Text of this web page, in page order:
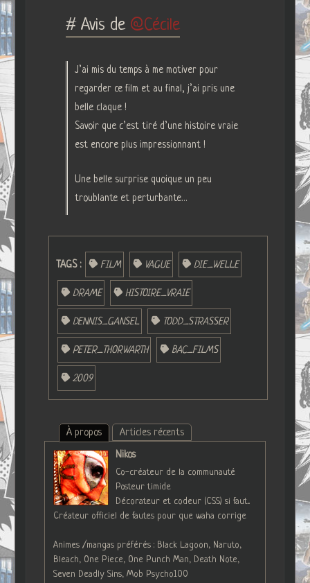
# Avis de Cécile
J’ai mis du temps à me motiver pour
regarder ce film et au final, j’ai pris une
belle claque !
Savoir que c’est tiré d’une histoire vraie
est encore plus impressionnant !
Une belle surprise quoique un peu
troublante et perturbante…
TAGS : FILM VAGUE DIE_WELLE
DRAME HISTOIRE_VRAIE
DENNIS_GANSEL TODD_STRASSER
PETER_THORWARTH BAC_FILMS
2009
À propos
Articles récents
Nikos
Co-créateur de la communauté
Posteur timide
Décorateur et codeur (CSS) si faut...
Créateur officiel de fautes pour que waha corrige
Animes /mangas préférés : Black Lagoon, Naruto,
Bleach, One Piece, One Punch Man, Death Note,
Seven Deadly Sins, Mob Psycho100